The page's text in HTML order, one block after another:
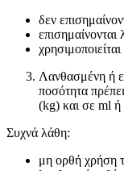
δεν
επισημαίνονται
Λανθασμένη ή
ποσότητα
(kg) και σε ml ή
Συχνά λάθη:
μη ορθή χρήση